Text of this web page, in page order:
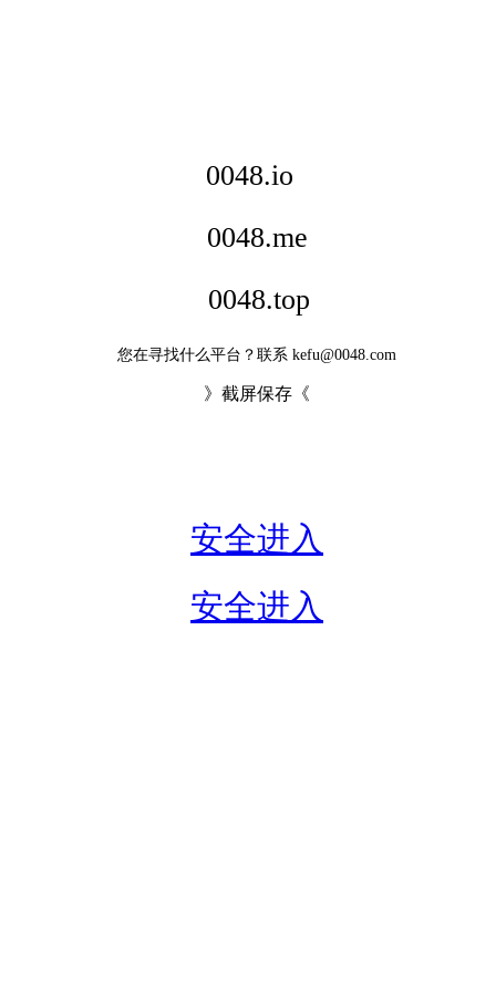
0048.io
0048.me
0048.top
您在寻找什么平台？联系 kefu@0048.com
》截屏保存《
安全进入
安全进入